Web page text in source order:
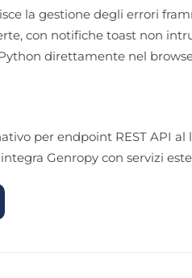
la gestione degli errori
con notifiche toast non
direttamente nel
per endpoint REST API al
Genropy con servizi